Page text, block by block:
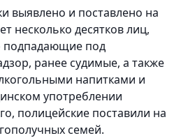
выявлено и поставлено на
несколько десятков лиц,
подпадающие под
ранее судимые, а также
напитками и
употреблении
полицейские поставили на
семей.